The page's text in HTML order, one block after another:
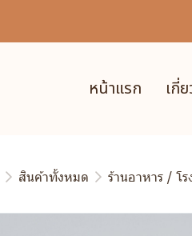
หน้าแรก เกี่
สินค้าทั้งหมด ร้านอาหาร / โร